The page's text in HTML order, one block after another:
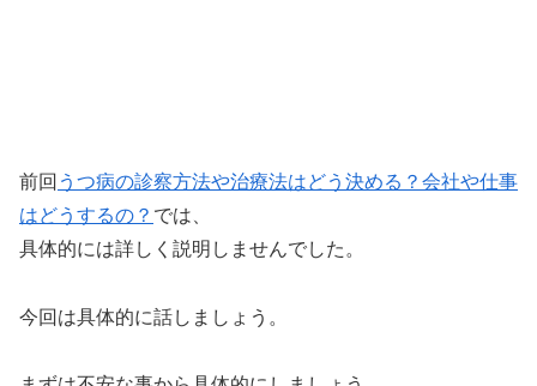
前回 うつ病の診察方法や治療法はどう決める？会社や仕事
はどうするの？ では、
具体的には詳しく説明しませんでした。
今回は具体的に話しましょう。